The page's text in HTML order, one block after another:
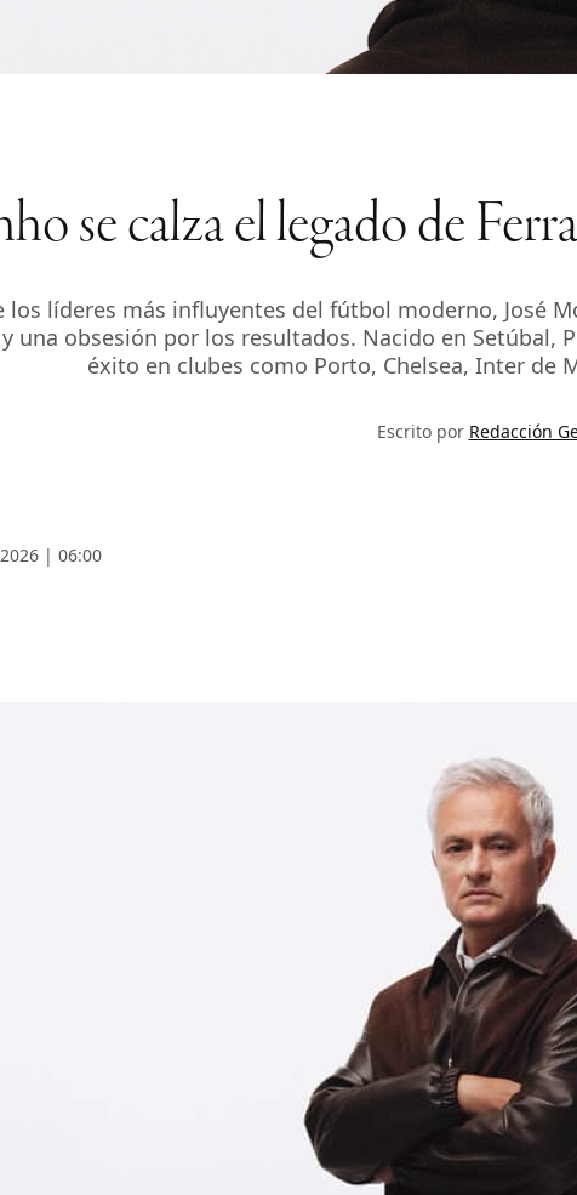
se calza el legado de
los líderes más influyentes del fútbol moderno, José
una obsesión por los resultados. Nacido en Setúbal,
éxito en clubes como Porto, Chelsea, Inter de
Escrito por Redacción
| 06:00